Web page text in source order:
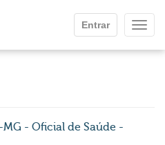
Entrar
MG - Oficial de Saúde -